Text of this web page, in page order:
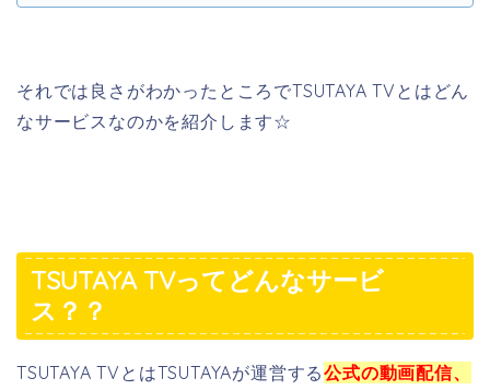
それでは良さがわかったところでTSUTAYA TVとはどん
なサービスなのかを紹介します☆
TSUTAYA TVってどんなサービ
ス？？
TSUTAYA TVとはTSUTAYAが運営する公式の動画配信、